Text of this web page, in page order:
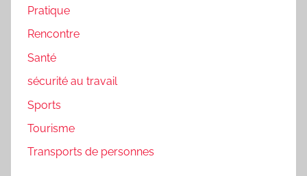
Pratique
Rencontre
Santé
sécurité au travail
Sports
Tourisme
Transports de personnes